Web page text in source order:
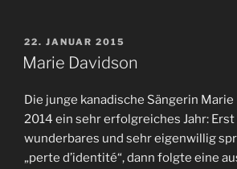
VERÖFFENTLICHT
AM
22. JANUAR 2015
Marie Davidson
Die junge kanadische Sängerin
2014 ein sehr erfolgreiches Jahr:
wunderbares und sehr eigenwillig
„perte d’identité“, dann folgte eine